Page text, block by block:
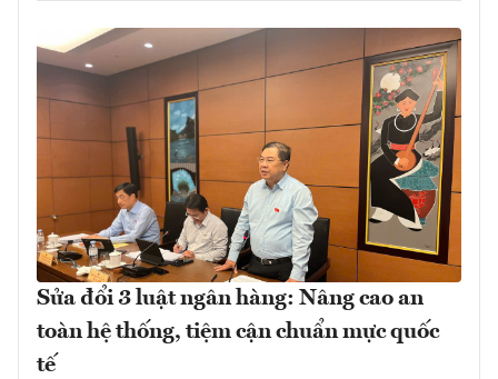
Sửa đổi 3 luật ngân hàng: Nâng cao an
toàn hệ thống, tiệm cận chuẩn mực quốc
tế